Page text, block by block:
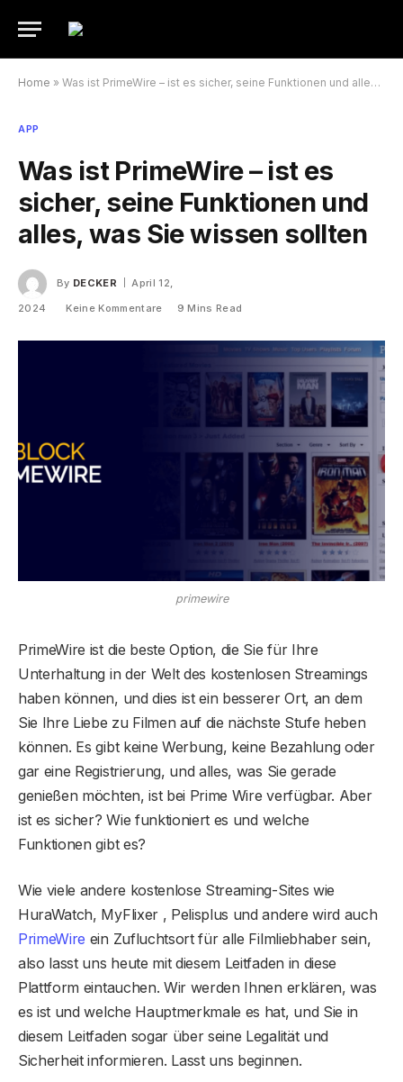
Home » Was ist PrimeWire – ist es sicher, seine Funktionen und alles, was Sie wissen sollten
APP
Was ist PrimeWire – ist es
sicher, seine Funktionen und
alles, was Sie wissen sollten
By DECKER
April 12,
2024
Keine Kommentare 9 Mins Read
primewire
PrimeWire ist die beste Option, die Sie für Ihre
Unterhaltung in der Welt des kostenlosen Streamings
haben können, und dies ist ein besserer Ort, an dem
Sie Ihre Liebe zu Filmen auf die nächste Stufe heben
können. Es gibt keine Werbung, keine Bezahlung oder
gar eine Registrierung, und alles, was Sie gerade
genießen möchten, ist bei Prime Wire verfügbar. Aber
ist es sicher? Wie funktioniert es und welche
Funktionen gibt es?
Wie viele andere kostenlose Streaming-Sites wie
HuraWatch, MyFlixer , Pelisplus und andere wird auch
PrimeWire ein Zufluchtsort für alle Filmliebhaber sein,
also lasst uns heute mit diesem Leitfaden in diese
Plattform eintauchen. Wir werden Ihnen erklären, was
es ist und welche Hauptmerkmale es hat, und Sie in
diesem Leitfaden sogar über seine Legalität und
Sicherheit informieren. Lasst uns beginnen.